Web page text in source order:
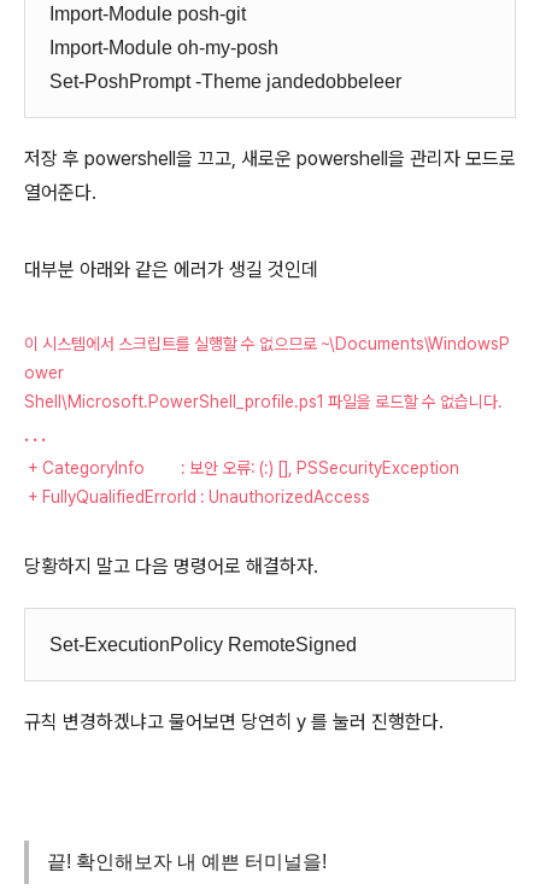
Import-Module posh-git
Import-Module oh-my-posh
Set-PoshPrompt -Theme jandedobbeleer
저장 후 powershell을 끄고, 새로운 powershell을 관리자 모드로
열어준다.
대부분 아래와 같은 에러가 생길 것인데
이 시스템에서 스크립트를 실행할 수 없으므로 ~\Documents\WindowsP
ower
Shell\Microsoft.PowerShell_profile.ps1 파일을 로드할 수 없습니다.
. . .
+ CategoryInfo : 보안 오류: (:) [], PSSecurityException
+ FullyQualifiedErrorId : UnauthorizedAccess
당황하지 말고 다음 명령어로 해결하자.
Set-ExecutionPolicy RemoteSigned
규칙 변경하겠냐고 물어보면 당연히 y 를 눌러 진행한다.
끝! 확인해보자 내 예쁜 터미널을!